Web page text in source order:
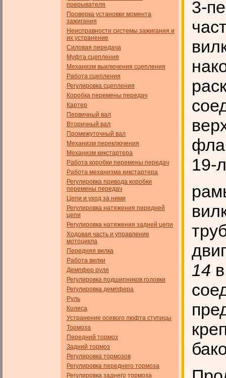
прерывателя
Проверка установки момента
зажигания
Неисправности системы зажигания и
их устранение
Силовая передача
Муфта сцепления
Механизм выключения сцепления
Работа сцепления
Регулировка сцепления
Коробка перемены передач
Картер
Первичный вал
Вторичный вал
Промежуточный вал
Механизм переключения
Механизм кикстартера
Работа коробки перемены передач
Работа механизма кикстартера
Регулировка привода коробки
перемены передач
Цепи и уход за ними
Регулировка натяжения передней
цепи
Регулировка натяжения задней цепи
Ходовая часть и управление
мотоцикла
Передняя вилка
Работа вилки
Демпфер руля
Регулировка подшипников головки
Регулировка демпфера
Руль
Колеса
Устранение осевого люфта ступицы
Тормоза
Передний тормоз
Задний тормоз
Регулировка тормозов
Регулировка переднего тормоза
Регулировка заднего тормоза
3-
19-
14